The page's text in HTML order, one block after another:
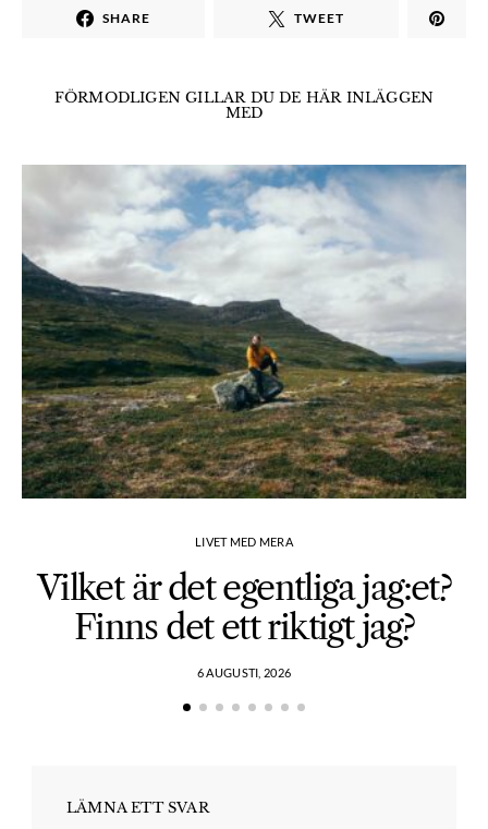
SHARE TWEET
FÖRMODLIGEN GILLAR DU DE HÄR INLÄGGEN
MED
LIVET MED MERA
Vilket är det egentliga jag:et?
Finns det ett riktigt jag?
6 AUGUSTI, 2026
LÄMNA ETT SVAR